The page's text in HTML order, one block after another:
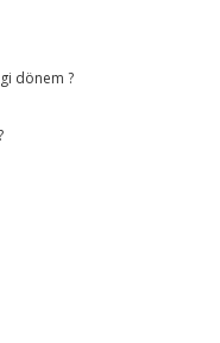
dönem ?